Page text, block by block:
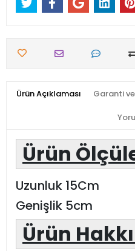
Ürün Açıklaması Garanti
Ürün
Uzunluk 15Cm
Genişlik 5cm
Ürün